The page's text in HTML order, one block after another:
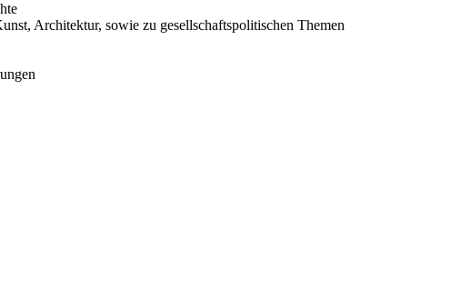
Architektur, sowie zu gesellschaftspolitischen Themen